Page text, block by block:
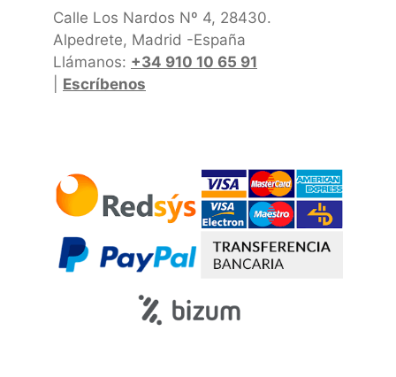
Calle Los Nardos Nº 4, 28430.
Alpedrete, Madrid -España
Llámanos: +34 910 10 65 91
Escríbenos